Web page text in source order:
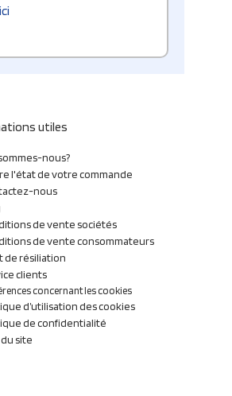
utiles
nous?
l'état de votre commande
nous
de vente sociétés
de vente consommateurs
de résiliation
clients
concernant les cookies
d’utilisation des cookies
de confidentialité
site